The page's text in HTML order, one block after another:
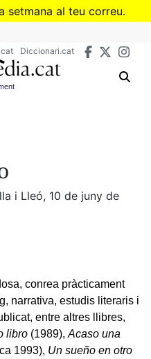
setmana al teu correu.
de Divulcat
Diccionari.cat
i Lleó, 10 de juny de
conrea pràcticament
narrativa, estudis literaris i
entre altres llibres,
libro (1989), Acaso una
1993), Un sueño en otro